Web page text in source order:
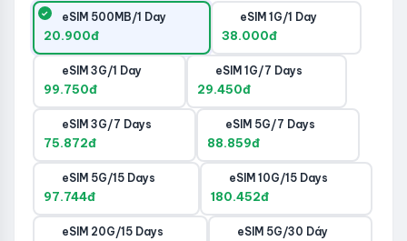
eSIM 500MB/1 Day
20.900đ
eSIM 1G/1 Day
38.000đ
eSIM 3G/1 Day
99.750đ
eSIM 1G/7 Days
29.450đ
eSIM 3G/7 Days
75.872đ
eSIM 5G/7 Days
88.859đ
eSIM 5G/15 Days
97.744đ
eSIM 10G/15 Days
180.452đ
eSIM 20G/15 Days eSIM 5G/30 Dáy